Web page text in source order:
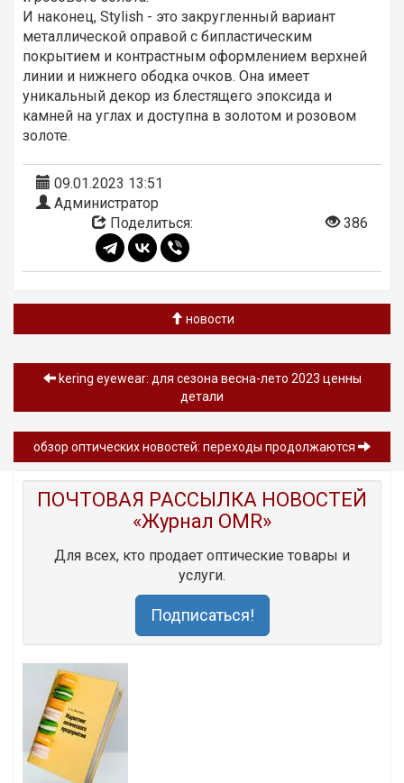
И наконец, Stylish - это закругленный вариант
металлической оправой с бипластическим
покрытием и контрастным оформлением верхней
линии и нижнего ободка очков. Она имеет
уникальный декор из блестящего эпоксида и
камней на углах и доступна в золотом и розовом
золоте.
09.01.2023 13:51
Администратор
Поделиться:
386
новости
kering eyewear: для сезона весна-лето 2023 ценны
детали
обзор оптических новостей: переходы продолжаются
ПОЧТОВАЯ РАССЫЛКА НОВОСТЕЙ
«Журнал OMR»
Для всех, кто продает оптические товары и
услуги.
Подписаться!